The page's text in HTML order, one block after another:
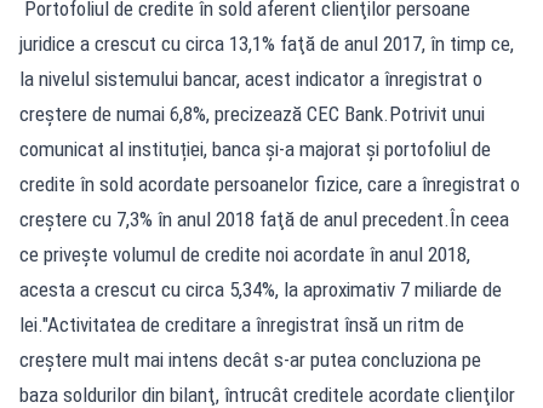
Portofoliul de credite în sold aferent clienţilor persoane
juridice a crescut cu circa 13,1% faţă de anul 2017, în timp ce,
la nivelul sistemului bancar, acest indicator a înregistrat o
creştere de numai 6,8%, precizează CEC Bank.Potrivit unui
comunicat al instituției, banca şi-a majorat şi portofoliul de
credite în sold acordate persoanelor fizice, care a înregistrat o
creştere cu 7,3% în anul 2018 faţă de anul precedent.În ceea
ce priveşte volumul de credite noi acordate în anul 2018,
acesta a crescut cu circa 5,34%, la aproximativ 7 miliarde de
lei."Activitatea de creditare a înregistrat însă un ritm de
creştere mult mai intens decât s-ar putea concluziona pe
baza soldurilor din bilanţ, întrucât creditele acordate clienţilor